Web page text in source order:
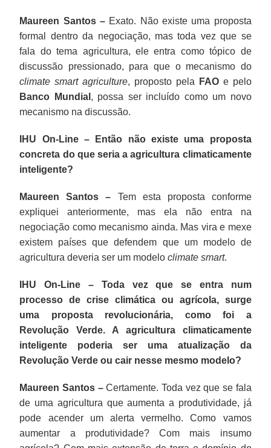
Maureen Santos – Exato. Não existe uma proposta
formal dentro da negociação, mas toda vez que se
fala do tema agricultura, ele entra como tópico de
discussão pressionado, para que o mecanismo do
climate smart agriculture, proposto pela FAOe pelo
Banco Mundial , possa ser incluído como um novo
mecanismo na discussão.
IHU On-Line – Então não existe uma proposta
concreta do que seria a agricultura climaticamente
inteligente?
Maureen Santos – Tem esta proposta conforme
expliquei anteriormente, mas ela não entra na
negociação como mecanismo ainda. Mas vira e mexe
existem países que defendem que um modelo de
agricultura deveria ser um modelo climate smart.
IHU On-Line – Toda vez que se entra num
processo de crise climática ou agrícola, surge
uma proposta revolucionária, como foi a
Revolução Verde. A agricultura climaticamente
inteligente poderia ser uma atualização da
Revolução Verde ou cair nesse mesmo modelo?
Maureen Santos –Certamente. Toda vez que se fala
de uma agricultura que aumenta a produtividade, já
pode acender um alerta vermelho. Como vamos
aumentar a produtividade? Com mais insumo